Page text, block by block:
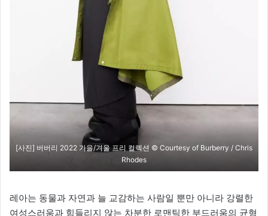
[사진] 버버리 2022 가을/겨울 프리 컬렉션 © Courtesy of Burberry / Chris
Rhodes
레아는 동물과 자연과 늘 교감하는 사람일 뿐만 아니라 강렬한
여성스러움과 힘들리지 않는 차분한 로맨틱한 부드러움의 균형